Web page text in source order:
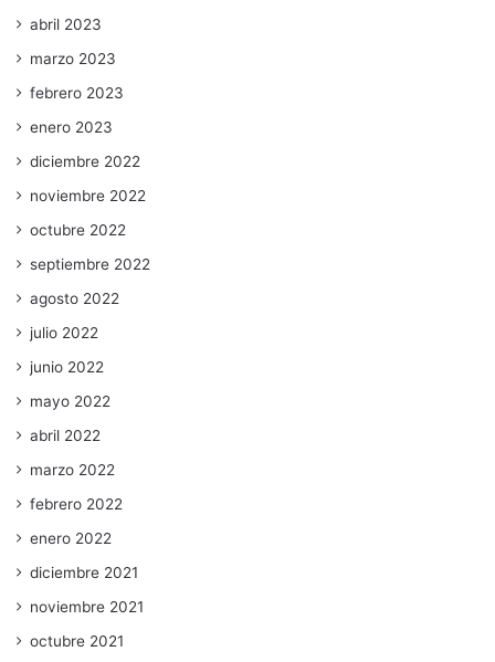
abril 2023
marzo 2023
febrero 2023
enero 2023
diciembre 2022
noviembre 2022
octubre 2022
septiembre 2022
agosto 2022
julio 2022
junio 2022
mayo 2022
abril 2022
marzo 2022
febrero 2022
enero 2022
diciembre 2021
noviembre 2021
octubre 2021